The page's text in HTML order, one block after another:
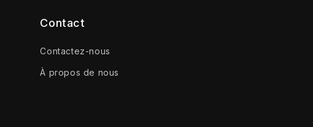
Contact
Contactez-nous
À propos de nous